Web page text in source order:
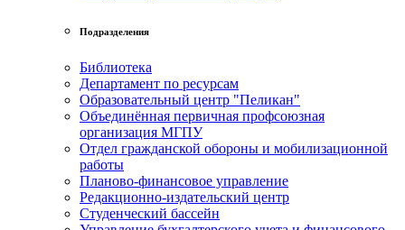
Подразделения
Библиотека
Департамент по ресурсам
Образовательный центр "Пеликан"
Объединённая первичная профсоюзная
организация МГПУ
Отдел гражданской обороны и мобилизационной
работы
Планово-финансовое управление
Редакционно-издательский центр
Студенческий бассейн